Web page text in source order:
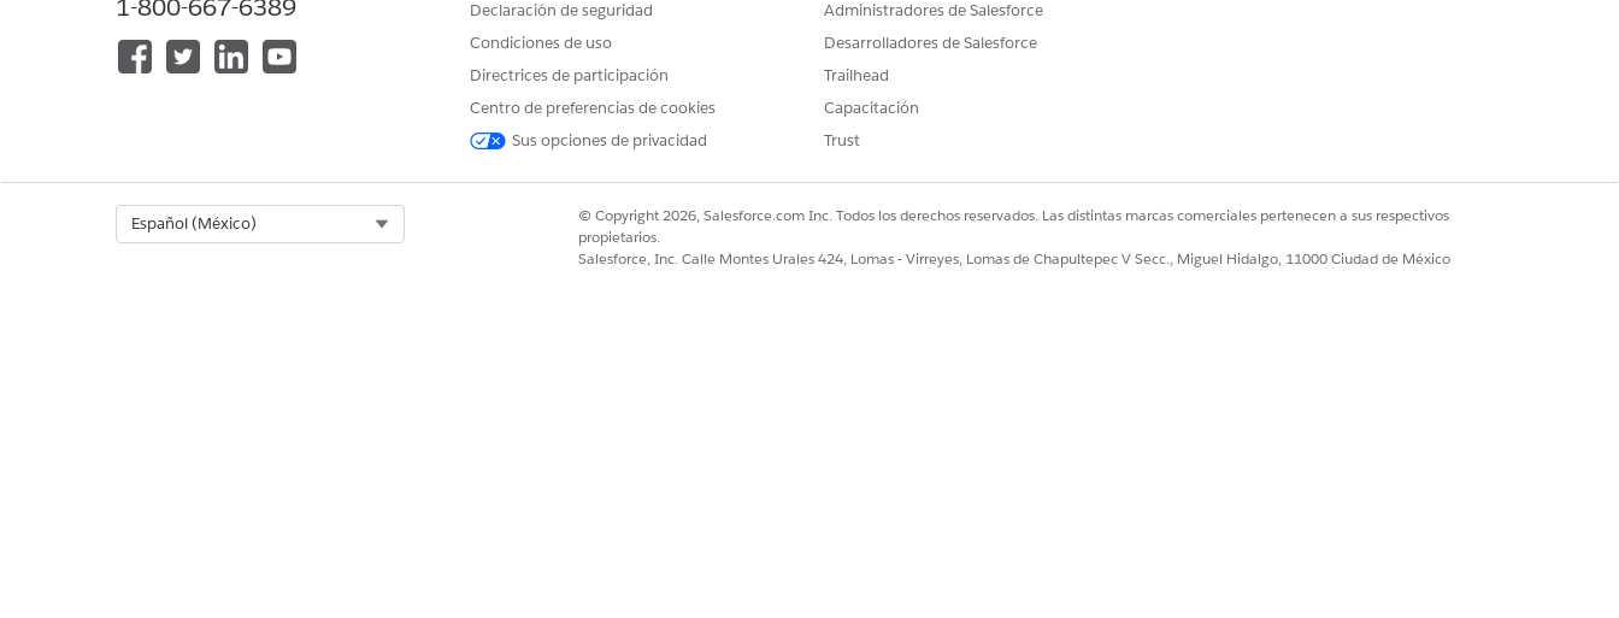
Detalles de acción
CheckAssetForWarranty
Tipo de acción de referencia
Flujo
1-800-667-6389
Declaración de seguridad
Condiciones de uso
Directrices de participación
Centro de preferencias de cookies
Sus opciones de privacidad
Administradores de Salesforce
Desarrolladores de Salesforce
Trailhead
Capacitación
Trust
Español (México)
© Copyright 2026, Salesforce.com Inc. Todos los derechos reservados. Las distintas marcas comerciales pertenecen a sus respectivos
propietarios.
Salesforce, Inc. Calle Montes Urales 424, Lomas - Virreyes, Lomas de Chapultepec V Secc., Miguel Hidalgo, 11000 Ciudad de México